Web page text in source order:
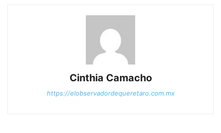
Cinthia Camacho
https://elobservadordequeretaro.com.mx